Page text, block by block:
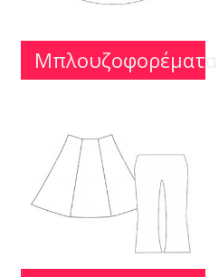
Μπλουζοφορέματα